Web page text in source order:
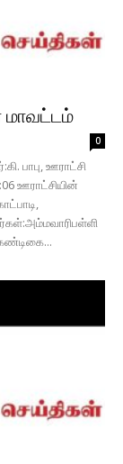
மாவட்டம்
0
பாபு, ஊராட்சி
ஊராட்சியின்